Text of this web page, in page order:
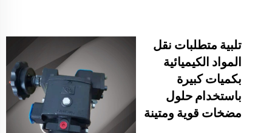
تلبية متطلبات نقل
المواد الكيميائية
بكميات كبيرة
باستخدام حلول
مضخات قوية ومتينة